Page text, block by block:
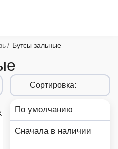
Бутсы зальные
Сортировка:
По умолчанию
Сначала в наличии